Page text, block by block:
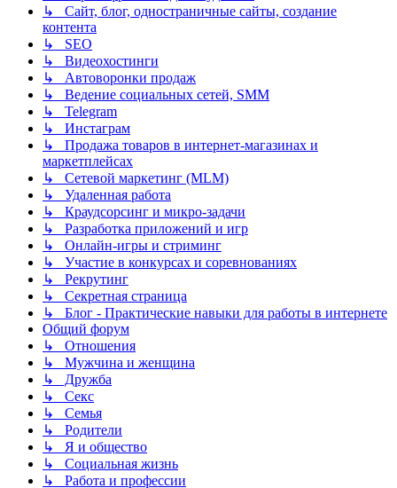
↳ Сайт, блог, одностраничные сайты, создание
контента
↳ SEO
↳ Видеохостинги
↳ Автоворонки продаж
↳ Ведение социальных сетей, SMM
↳ Telegram
↳ Инстаграм
↳ Продажа товаров в интернет-магазинах и
маркетплейсах
↳ Сетевой маркетинг (MLM)
↳ Удаленная работа
↳ Краудсорсинг и микро-задачи
↳ Разработка приложений и игр
↳ Онлайн-игры и стриминг
↳ Участие в конкурсах и соревнованиях
↳ Рекрутинг
↳ Секретная страница
↳ Блог - Практические навыки для работы в интернете
Общий форум
↳ Отношения
↳ Мужчина и женщина
↳ Дружба
↳ Секс
↳ Семья
↳ Родители
↳ Я и общество
↳ Социальная жизнь
↳ Работа и профессии